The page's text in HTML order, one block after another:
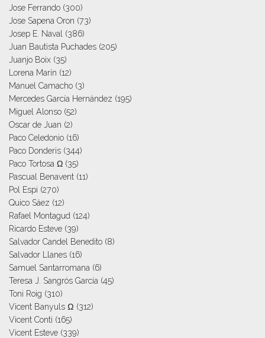
Jose Ferrando (300)
Jose Sapena Oron (73)
Josep E. Naval
(386)
Juan Bautista Puchades (205)
Juanjo Boix (35)
Lorena Marín (12)
Manuel Camacho (3)
Mercedes García Hernández (195)
Miguel Alonso (52)
Oscar de Juan (2)
Paco Celedonio (16)
Paco Donderis (344)
Paco Tortosa Ω (35)
Pascual Benavent (11)
Pol Espi (270)
Quico Sáez (12)
Rafael Montagud (124)
Ricardo Esteve (39)
Salvador Candel Benedito (8)
Salvador Llanes (16)
Samuel Santarromana (6)
Teresa J. Sangrós García (45)
Toni Roig (310)
Vicent Banyuls Ω (312)
Vicent Conti (165)
Vicent Esteve (339)